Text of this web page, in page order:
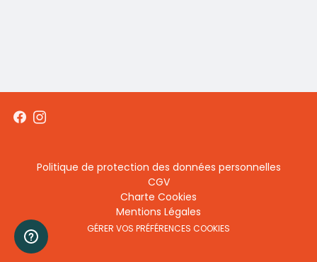
MenuPolitique de protection des données personnelles
CGV
Charte Cookies
Mentions Légales
GÉRER VOS PRÉFÉRENCES COOKIES